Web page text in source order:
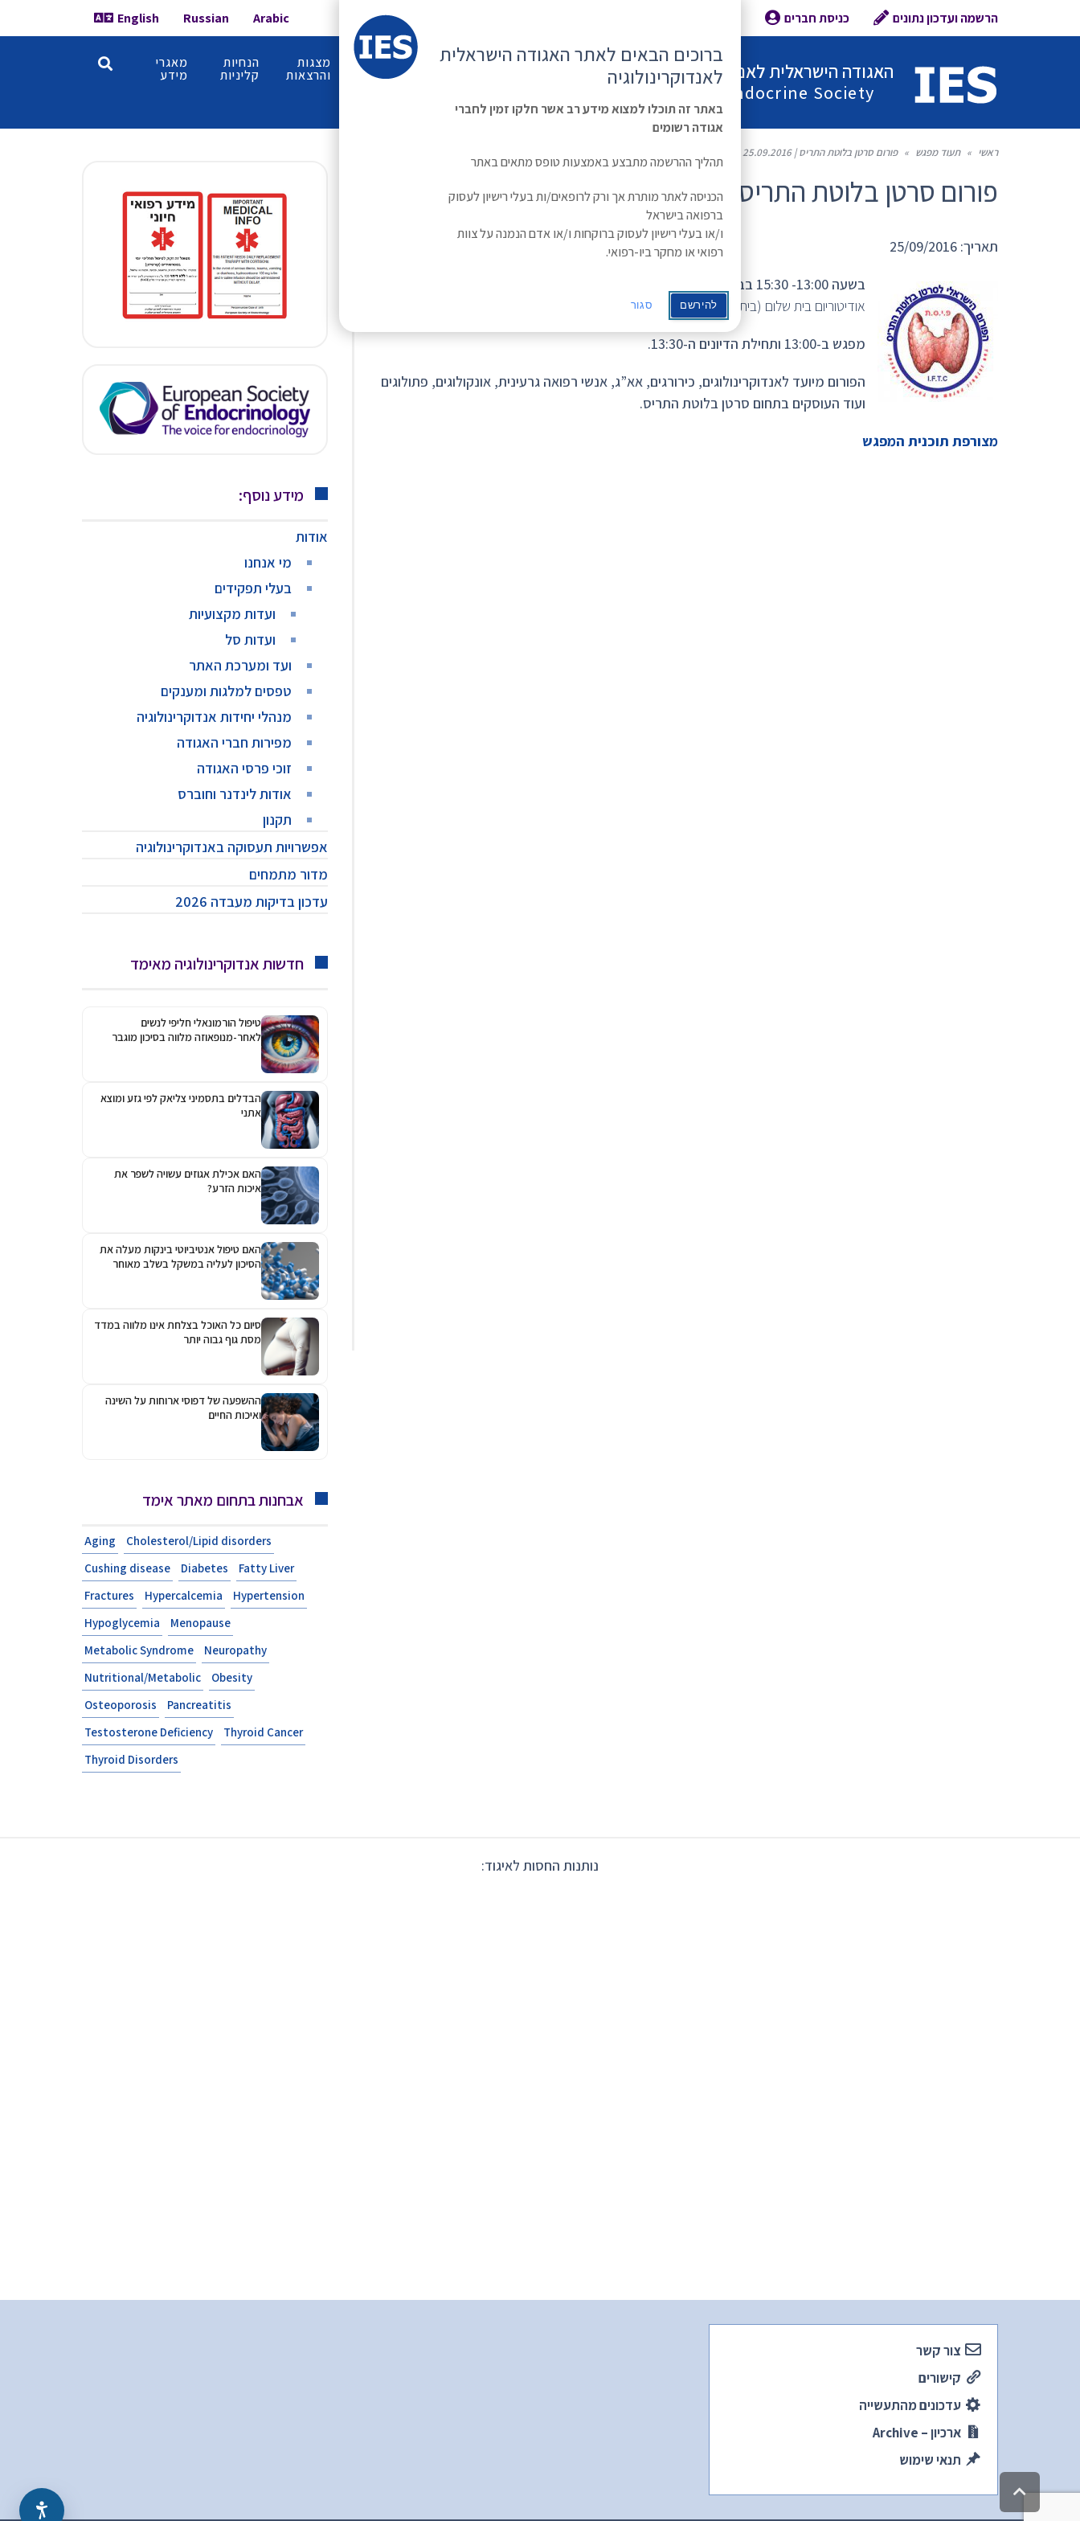
הרשמה ועדכון נתונים כניסת חברים Arabic
Russian
English
האגודה הישראלית לאנדוקרינולוגיה
Israel Endocrine Society
ראשי משולחן מפגשים קורס
מתקדם
מצגות
והרצאות
הנחיות
קליניות
מאגרי
מידע
ראשי » תעוד מפגש » פורום סרטן בלוטת התריס | 25.09.2016
פורום סרטן בלוטת התריס | 25.09.2016
תאריך: 25/09/2016
בשעה 13:00- 15:30 בבית חולים אסף הרופא
אודיטוריום בית שלום (ביתן 138)
מפגש ב-13:00 ותחילת הדיונים ה-13:30.
הפורום מיועד לאנדוקרינולוגים, כירורגים, אא”ג, אנשי רפואה גרעינית, אונקולוגים, פתולוגים
ועוד העוסקים בתחום סרטן בלוטת התריס.
מצורפת תוכנית המפגש
מידע נוסף:
אודות
מי אנחנו
בעלי תפקידים
ועדות מקצועיות
ועדות סל
ועד ומערכת האתר
טפסים למלגות ומענקים
מנהלי יחידות אנדוקרינולוגיה
מפירות חברי האגודה
זוכי פרסי האגודה
אודות לינדנר וחוברס
תקנון
אפשרויות תעסוקה באנדוקרינולוגיה
מדור מתמחים
עדכון בדיקות מעבדה 2026
חדשות אנדוקרינולוגיה מאימד
טיפול הורמונאלי חליפי לנשים
לאחר-מנופאוזה מלווה בסיכון מוגבר
הבדלים בתסמיני צליאק לפי גזע ומוצא
אתני
האם אכילת אגוזים עשויה לשפר את
איכות הזרע?
האם טיפול אנטיביוטי בינקות מעלה את
הסיכון לעליה במשקל בשלב מאוחר
סיום כל האוכל בצלחת אינו מלווה במדד
מסת גוף גבוה יותר
ההשפעה של דפוסי ארוחות על השינה
ואיכות החיים
אבחנות בתחום מאתר אימד
Aging
Cholesterol/Lipid disorders
Cushing disease
Diabetes
Fatty Liver
Fractures
Hypercalcemia
Hypertension
Hypoglycemia
Menopause
Metabolic Syndrome
Neuropathy
Nutritional/Metabolic
Obesity
Osteoporosis
Pancreatitis
Testosterone Deficiency
Thyroid Cancer
Thyroid Disorders
נותנות החסות לאיגוד:
צור קשר
קישורים
עדכונים מהתעשייה
ארכיון – Archive
תנאי שימוש
גלילה
לראש
ברוכים הבאים לאתר האגודה הישראלית
לאנדוקרינולוגיה
באתר זה תוכלו למצוא מידע רב אשר חלקו זמין לחברי
אגודה רשומים
תהליך ההרשמה מתבצע באמצעות טופס מתאים באתר
הכניסה לאתר מותרת אך ורק לרופאים/ות בעלי רישיון לעסוק
ברפואה בישראל
ו/או בעלי רישיון לעסוק ברוקחות ו/או אדם הנמנה על צוות
רפואי או מחקר ביו-רפואי.
להירשם סגור